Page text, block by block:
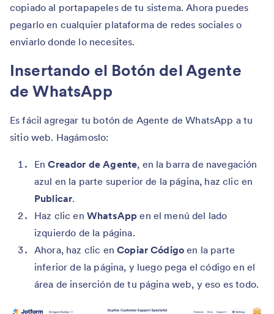
copiado al portapapeles de tu sistema. Ahora puedes
pegarlo en cualquier plataforma de redes sociales o
enviarlo donde lo necesites.
Insertando el Botón del Agente
de WhatsApp
Es fácil agregar tu botón de Agente de WhatsApp a tu
sitio web. Hagámoslo:
EnCreador de Agente, en la barra de navegación
azul en la parte superior de la página, haz clic en
Publicar.
Haz clic en WhatsApp en el menú del lado
izquierdo de la página.
Ahora, haz clic enCopiar Código en la parte
inferior de la página, y luego pega el código en el
área de inserción de tu página web, y eso es todo.